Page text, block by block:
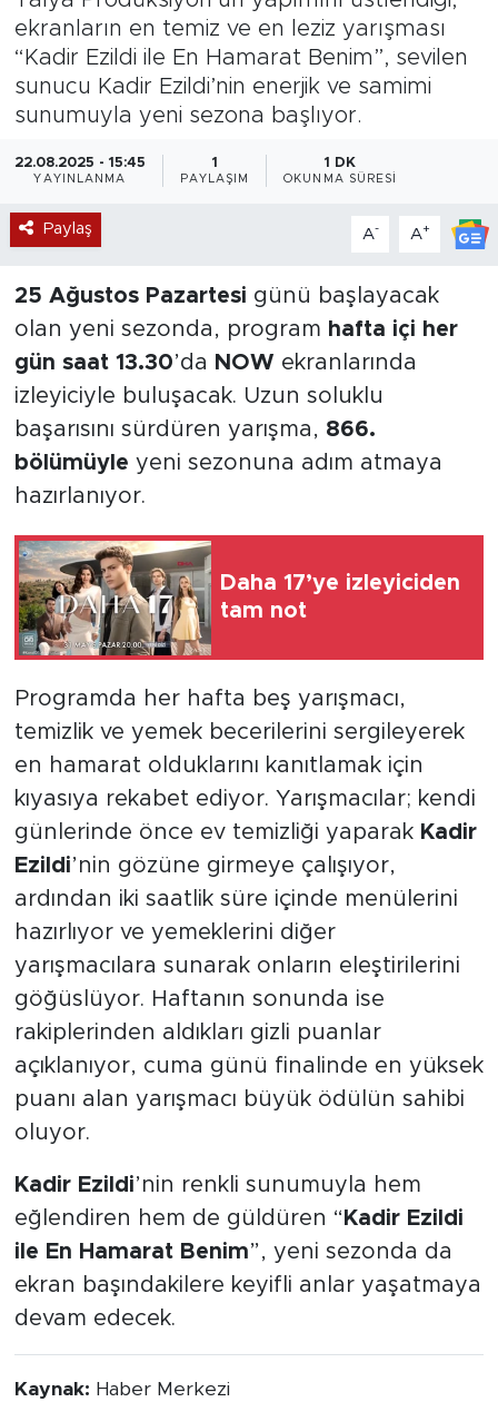
ekranların en temiz ve en leziz yarışması
“Kadir Ezildi ile En Hamarat Benim”, sevilen
sunucu Kadir Ezildi’nin enerjik ve samimi
sunumuyla yeni sezona başlıyor.
22.08.2025 - 15:45
YAYINLANMA
1
PAYLAŞIM
1 DK
OKUNMA SÜRESI
Paylaş A- A+
25 Ağustos Pazartesi günü başlayacak
olan yeni sezonda, program hafta içi her
gün saat 13.30’da NOW ekranlarında
izleyiciyle buluşacak. Uzun soluklu
başarısını sürdüren yarışma, 866.
bölümüyle yeni sezonuna adım atmaya
hazırlanıyor.
Daha 17’ye izleyiciden
tam not
Programda her hafta beş yarışmacı,
temizlik ve yemek becerilerini sergileyerek
en hamarat olduklarını kanıtlamak için
kıyasıya rekabet ediyor. Yarışmacılar; kendi
günlerinde önce ev temizliği yaparak Kadir
Ezildi’nin gözüne girmeye çalışıyor,
ardından iki saatlik süre içinde menülerini
hazırlıyor ve yemeklerini diğer
yarışmacılara sunarak onların eleştirilerini
göğüslüyor. Haftanın sonunda ise
rakiplerinden aldıkları gizli puanlar
açıklanıyor, cuma günü finalinde en yüksek
puanı alan yarışmacı büyük ödülün sahibi
oluyor.
Kadir Ezildi’nin renkli sunumuyla hem
eğlendiren hem de güldüren “ Kadir Ezildi
ile En Hamarat Benim”, yeni sezonda da
ekran başındakilere keyifli anlar yaşatmaya
devam edecek.
Kaynak: Haber Merkezi
Magazin
Özel Haber
Politika
Resmi İlanlar
Spor